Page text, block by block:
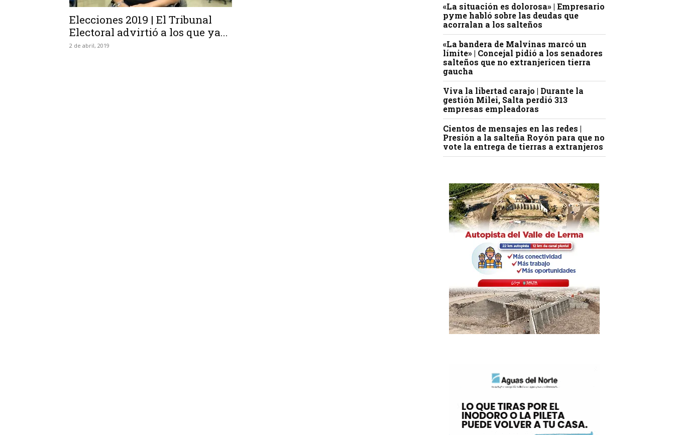
Elecciones 2019 | El Tribunal
Electoral advirtió a los que ya...
2 de abril, 2019
«La situación es dolorosa» | Empresario
pyme habló sobre las deudas que
acorralan a los salteños
«La bandera de Malvinas marcó un
límite» | Concejal pidió a los senadores
salteños que no extranjericen tierra
gaucha
Viva la libertad carajo | Durante la
gestión Milei, Salta perdió 313
empresas empleadoras
Cientos de mensajes en las redes |
Presión a la salteña Royón para que no
vote la entrega de tierras a extranjeros